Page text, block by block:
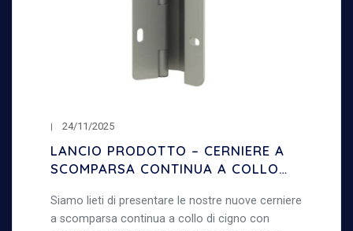
24/11/2025
LANCIO PRODOTTO – CERNIERE A
SCOMPARSA CONTINUA A COLLO
Siamo lieti di presentare le nostre nuove cerniere
a scomparsa continua a collo di cigno con